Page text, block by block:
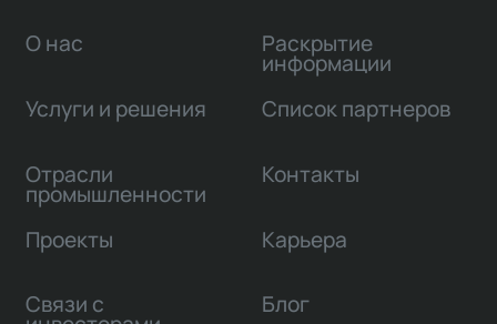
О нас
Услуги и решения
Отрасли
промышленности
Проекты
Связи с
Раскрытие
информации
Список партнеров
Контакты
Карьера
Блог